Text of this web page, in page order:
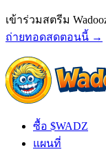
เข้าร่วมสตรีม
ถ่ายทอดสดตอนนี้ →
ซื้อ $WADZ
แผนที่